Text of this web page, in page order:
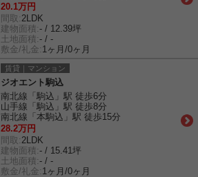
20.1万円
間取: 2LDK
建物面積:- / 12.39坪
土地面積:- / -
敷金/礼金: 1ヶ月/0ヶ月
賃貸｜マンション
ジオエント駒込
南北線「駒込」駅 徒歩6分
山手線「駒込」駅 徒歩8分
南北線「本駒込」駅 徒歩15分
28.2万円
間取: 2LDK
建物面積:- / 15.41坪
土地面積:- / -
敷金/礼金: 1ヶ月/0ヶ月